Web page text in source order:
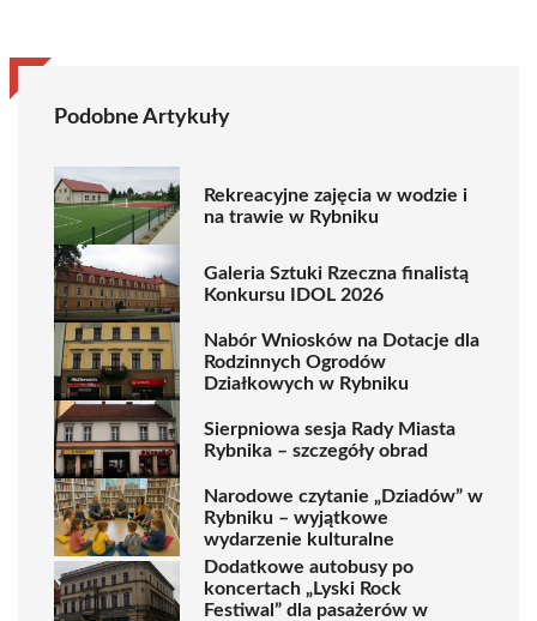
Podobne Artykuły
Rekreacyjne zajęcia w wodzie i
na trawie w Rybniku
Galeria Sztuki Rzeczna finalistą
Konkursu IDOL 2026
Nabór Wniosków na Dotacje dla
Rodzinnych Ogrodów
Działkowych w Rybniku
Sierpniowa sesja Rady Miasta
Rybnika – szczegóły obrad
Narodowe czytanie „Dziadów” w
Rybniku – wyjątkowe
wydarzenie kulturalne
Dodatkowe autobusy po
koncertach „Lyski Rock
Festiwal” dla pasażerów w